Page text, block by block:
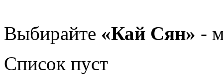
Выбирайте «Кай Сян» -
Список пуст